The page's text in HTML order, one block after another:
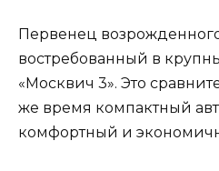
Первенец
востребованный в
«Москвич 3». Это
же время компактный
комфортный и